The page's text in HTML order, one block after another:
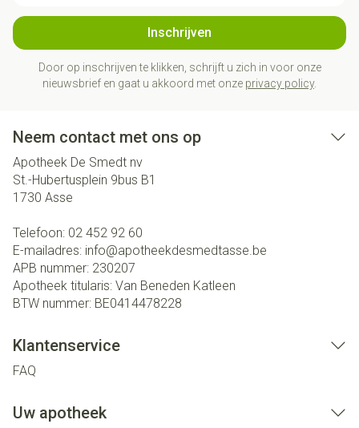
Inschrijven
Door op inschrijven te klikken, schrijft u zich in voor onze
nieuwsbrief en gaat u akkoord met onze privacy policy.
Neem contact met ons op
Apotheek De Smedt nv
St.-Hubertusplein 9bus B1
1730 Asse
Telefoon: 02 452 92 60
E-mailadres: info@apotheekdesmedtasse.be
APB nummer: 230207
Apotheek titularis: Van Beneden Katleen
BTW nummer: BE0414478228
Klantenservice
FAQ
Uw apotheek